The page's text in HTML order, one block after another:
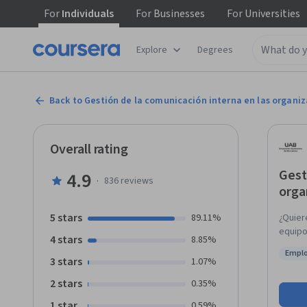
ForIndividuals ForBusinesses ForUniversities
Explore Degrees
Back to Gestión de la comunicación interna en las
años?
Overall rating
4.9 · 836reviews
5 stars 89.11%
4 stars 8.85%
3 stars 1.07%
2 stars 0.35%